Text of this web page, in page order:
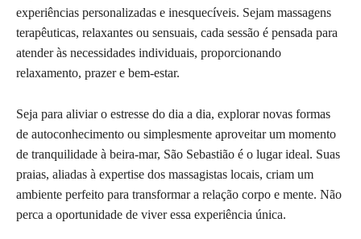
experiências personalizadas e inesquecíveis. Sejam massagens
terapêuticas, relaxantes ou sensuais, cada sessão é pensada para
atender às necessidades individuais, proporcionando
relaxamento, prazer e bem-estar.
Seja para aliviar o estresse do dia a dia, explorar novas formas
de autoconhecimento ou simplesmente aproveitar um momento
de tranquilidade à beira-mar, São Sebastião é o lugar ideal. Suas
praias, aliadas à expertise dos massagistas locais, criam um
ambiente perfeito para transformar a relação corpo e mente. Não
perca a oportunidade de viver essa experiência única.